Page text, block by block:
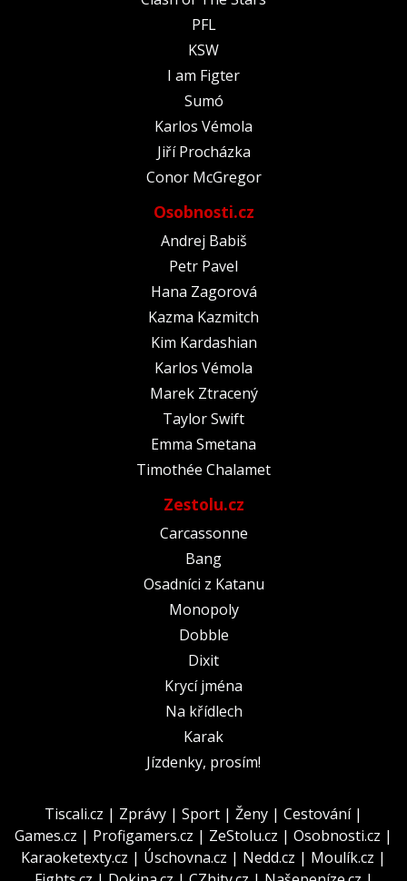
PFL
KSW
I am Figter
Sumó
Karlos Vémola
Jiří Procházka
Conor McGregor
Osobnosti.cz
Andrej Babiš
Petr Pavel
Hana Zagorová
Kazma Kazmitch
Kim Kardashian
Karlos Vémola
Marek Ztracený
Taylor Swift
Emma Smetana
Timothée Chalamet
Zestolu.cz
Carcassonne
Bang
Osadníci z Katanu
Monopoly
Dobble
Dixit
Krycí jména
Na křídlech
Karak
Jízdenky, prosím!
Tiscali.cz | Zprávy | Sport | Ženy | Cestování|
Games.cz | Profigamers.cz | ZeStolu.cz | Osobnosti.cz |
Karaoketexty.cz | Úschovna.cz | Nedd.cz | Moulík.cz |